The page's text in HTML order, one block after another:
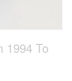
1994 To